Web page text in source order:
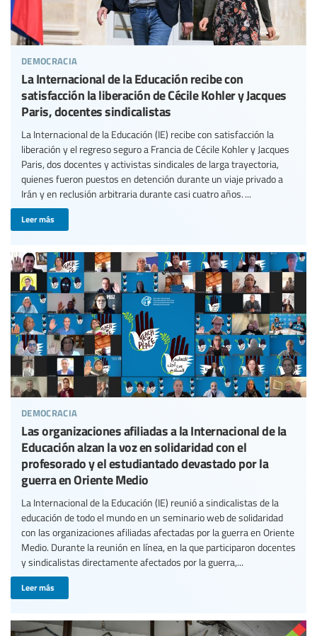
democracia
La Internacional de la Educación recibe con
satisfacción la liberación de Cécile Kohler y Jacques
Paris, docentes sindicalistas
La Internacional de la Educación (IE) recibe con satisfacción la
liberación y el regreso seguro a Francia de Cécile Kohler y Jacques
Paris, dos docentes y activistas sindicales de larga trayectoria,
quienes fueron puestos en detención durante un viaje privado a
Irán y en reclusión arbitraria durante casi cuatro años. ...
Leer más
democracia
Las organizaciones afiliadas a la Internacional de la
Educación alzan la voz en solidaridad con el
profesorado y el estudiantado devastado por la
guerra en Oriente Medio
La Internacional de la Educación (IE) reunió a sindicalistas de la
educación de todo el mundo en un seminario web de solidaridad
con las organizaciones afiliadas afectadas por la guerra en Oriente
Medio. Durante la reunión en línea, en la que participaron docentes
y sindicalistas directamente afectados por la guerra,...
Leer más